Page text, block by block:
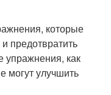
которые
предотвратить
упражнения, как
могут улучшить